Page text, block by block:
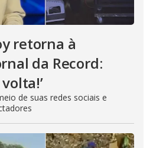
retorna à
da Record:
de suas redes sociais e